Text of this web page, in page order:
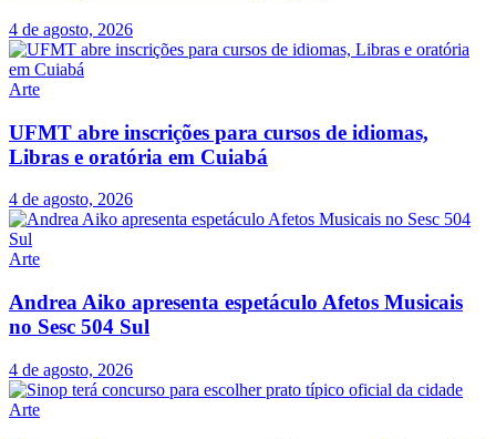
4 de agosto, 2026
Arte
UFMT abre inscrições para cursos de idiomas,
Libras e oratória em Cuiabá
4 de agosto, 2026
Arte
Andrea Aiko apresenta espetáculo Afetos Musicais
no Sesc 504 Sul
4 de agosto, 2026
Arte